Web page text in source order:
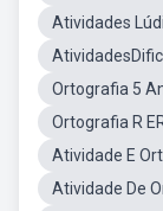
Atividades
Ortografia 5
Ortografia R
Atividade E
Atividade De